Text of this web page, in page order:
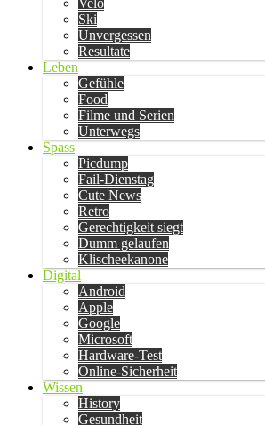
Velo
Ski
Unvergessen
Resultate
Leben
Gefühle
Food
Filme und Serien
Unterwegs
Spass
Picdump
Fail-Dienstag
Cute News
Retro
Gerechtigkeit siegt
Dumm gelaufen
Klischeekanone
Digital
Android
Apple
Google
Microsoft
Hardware-Test
Online-Sicherheit
Wissen
History
Gesundheit